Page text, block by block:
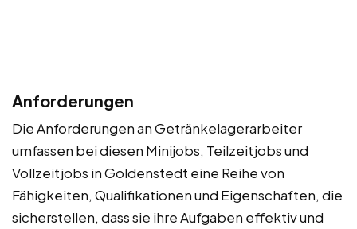
Anforderungen
Die Anforderungen an Getränkelagerarbeiter
umfassen bei diesen Minijobs, Teilzeitjobs und
Vollzeitjobs in Goldenstedt eine Reihe von
Fähigkeiten, Qualifikationen und Eigenschaften, die
sicherstellen, dass sie ihre Aufgaben effektiv und